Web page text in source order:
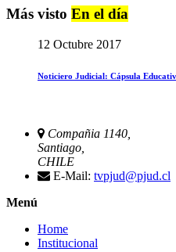
Más visto En el día
12 Octubre 2017
Noticiero Judicial: Cápsula
Compañia 1140,
Santiago,
CHILE
E-Mail: tvpjud@pjud.cl
Menú
Home
Institucional